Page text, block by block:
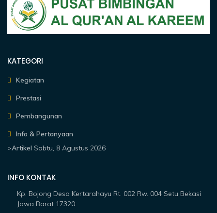
KATEGORI
Kegiatan
Prestasi
Pembangunan
Info & Pertanyaan
>Artikel Sabtu, 8 Agustus 2026
INFO KONTAK
Kp. Bojong Desa Kertarahayu Rt. 002 Rw. 004 Setu Bekasi
Jawa Barat 17320